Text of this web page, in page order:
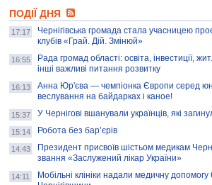
колекцію про війну, емоції та тварин
AB InBev Efes Україна підтримала
навчальний проєкт "Молодіжна бізнес-
школа", спрямований на розвиток
підприємництва у Чернігівській області
Золота тварина: видання Forbes
написало про чернігівця Патрона: хто і
скільки на ньому заробляє? І куди
витрачають?
ПОДІЇ ДНЯ
17:17
Чернігівська громада стала учасницею
клубів «Грай. Дій. Змінюй»
16:55
Рада громад області: освіта, інвестиції,
інші важливі питання розвитку
16:13
Анна Юр'єва — чемпіонка Європи серед
веслування на байдарках і каное!
15:37 У Чернігові вшанували українців, які
15:14 Робота без бар’єрів
14:43
Президент присвоїв шістьом медикам
звання «Заслужений лікар України»
14:11
Мобільні клініки надали медичну